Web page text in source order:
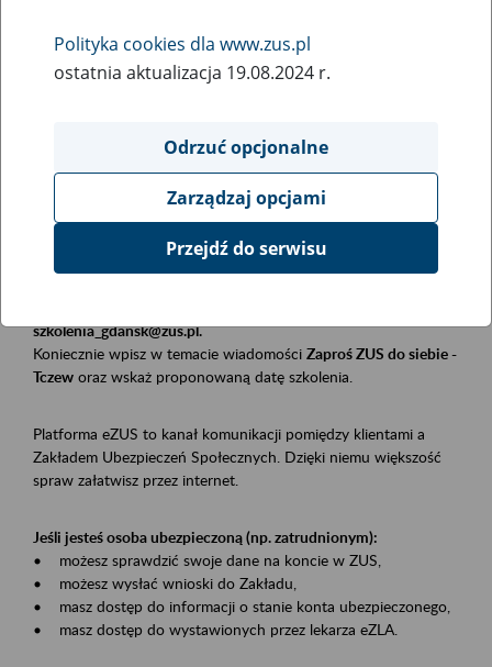
Rodzaj wydarzenia
Szkolenia
Obszar merytoryczny
Płatnicy, ubezpieczeni, świadczeniobiorcy
Opis wydarzenia
Szkolenie stacjonarne w siedzibie firmy, instytucji, urzędu.
szkolenia_gdansk@zus.pl.
Koniecznie wpisz w temacie wiadomości Zaproś ZUS do siebie -
Tczew oraz wskaż proponowaną datę szkolenia.
Platforma eZUS to kanał komunikacji pomiędzy klientami a
Zakładem Ubezpieczeń Społecznych. Dzięki niemu większość
spraw załatwisz przez internet.
Jeśli jesteś osoba ubezpieczoną (np. zatrudnionym):
• możesz sprawdzić swoje dane na koncie w ZUS,
• możesz wysłać wnioski do Zakładu,
• masz dostęp do informacji o stanie konta ubezpieczonego,
• masz dostęp do wystawionych przez lekarza eZLA.
Polityka cookies dla www.zus.pl
ostatnia aktualizacja 19.08.2024 r.
Odrzuć opcjonalne
Zarządzaj opcjami
Przejdź do serwisu